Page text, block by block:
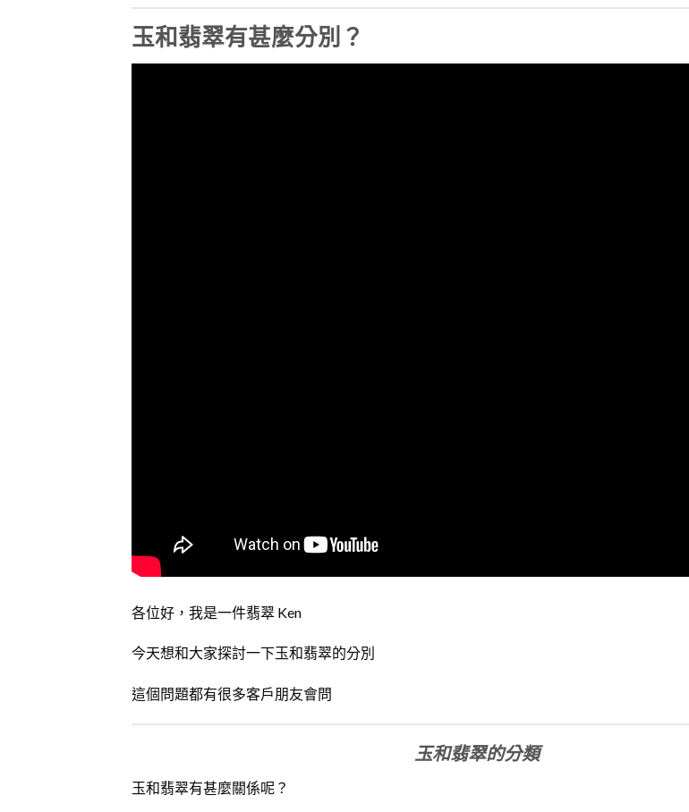
玉和翡翠有甚麼分別？
各位好，我是一件翡翠 Ken
今天想和大家探討一下玉和翡翠的分別
這個問題都有很多客戶朋友會問
玉和翡翠的分類
玉和翡翠有甚麼關係呢？